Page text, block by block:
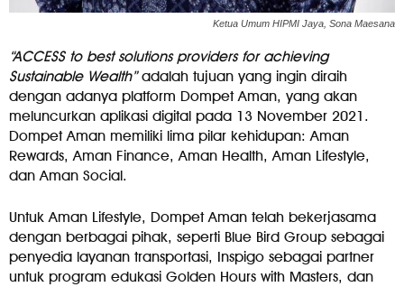
Ketua Umum HIPMI Jaya, Sona Maesana
“ACCESS to best solutions providers for achieving
Sustainable Wealth”adalah tujuan yang ingin diraih
dengan adanya platform Dompet Aman, yang akan
meluncurkan aplikasi digital pada 13 November 2021.
Dompet Aman memiliki lima pilar kehidupan: Aman
Rewards, Aman Finance, Aman Health, Aman Lifestyle,
dan Aman Social.
Untuk Aman Lifestyle, Dompet Aman telah bekerjasama
dengan berbagai pihak, seperti Blue Bird Group sebagai
penyedia layanan transportasi, Inspigo sebagai partner
untuk program edukasi Golden Hours with Masters, dan